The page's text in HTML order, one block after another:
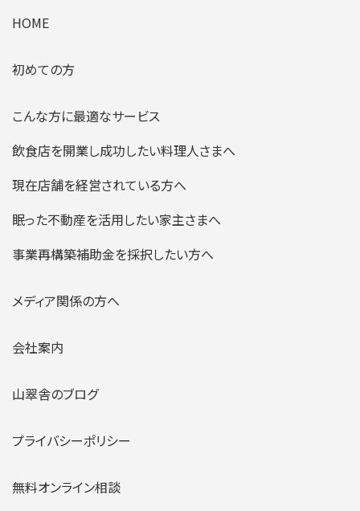
HOME
初めての方
こんな方に最適なサービス
飲食店を開業し成功したい料理人さまへ
現在店舗を経営されている方へ
眠った不動産を活用したい家主さまへ
事業再構築補助金を採択したい方へ
メディア関係の方へ
会社案内
山翠舎のブログ
プライバシーポリシー
無料オンライン相談